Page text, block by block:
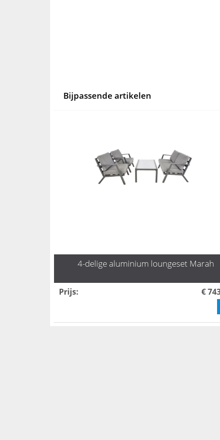
Bijpassende artikelen
4-delige aluminium loungeset Marah
Prijs: €